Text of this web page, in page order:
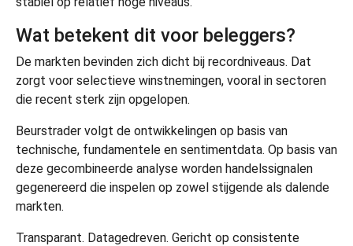
Wat betekent dit voor beleggers?
De markten bevinden zich dicht bij recordniveaus. Dat
zorgt voor selectieve winstnemingen, vooral in sectoren
die recent sterk zijn opgelopen.
Beurstrader volgt de ontwikkelingen op basis van
technische, fundamentele en sentimentdata. Op basis van
deze gecombineerde analyse worden handelssignalen
gegenereerd die inspelen op zowel stijgende als dalende
markten.
Transparant. Datagedreven. Gericht op consistente